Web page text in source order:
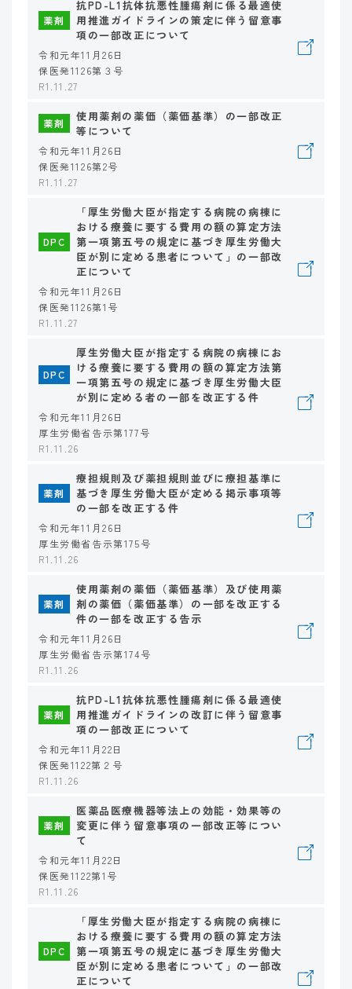
薬剤
抗PD-L1抗体抗悪性腫瘍剤に係る最適使
用推進ガイドラインの策定に伴う留意事
項の一部改正について
令和元年11月26日
保医発1126第３号
R1.11.27
薬剤
使用薬剤の薬価（薬価基準）の一部改正
等について
令和元年11月26日
保医発1126第2号
R1.11.27
DPC
「厚生労働大臣が指定する病院の病棟に
おける療養に要する費用の額の算定方法
第一項第五号の規定に基づき厚生労働大
臣が別に定める患者について」の一部改
正について
令和元年11月26日
保医発1126第1号
R1.11.27
DPC
厚生労働大臣が指定する病院の病棟にお
ける療養に要する費用の額の算定方法第
一項第五号の規定に基づき厚生労働大臣
が別に定める者の一部を改正する件
令和元年11月26日
厚生労働省告示第177号
R1.11.26
薬剤
療担規則及び薬担規則並びに療担基準に
基づき厚生労働大臣が定める掲示事項等
の一部を改正する件
令和元年11月26日
厚生労働省告示第175号
R1.11.26
薬剤
使用薬剤の薬価（薬価基準）及び使用薬
剤の薬価（薬価基準）の一部を改正する
件の一部を改正する告示
令和元年11月26日
厚生労働省告示第174号
R1.11.26
薬剤
抗PD-L1抗体抗悪性腫瘍剤に係る最適使
用推進ガイドラインの改訂に伴う留意事
項の一部改正について
令和元年11月22日
保医発1122第２号
R1.11.26
薬剤
医薬品医療機器等法上の効能・効果等の
変更に伴う留意事項の一部改正等につい
て
令和元年11月22日
保医発1122第1号
R1.11.26
DPC
「厚生労働大臣が指定する病院の病棟に
おける療養に要する費用の額の算定方法
第一項第五号の規定に基づき厚生労働大
臣が別に定める患者について」の一部改
正について